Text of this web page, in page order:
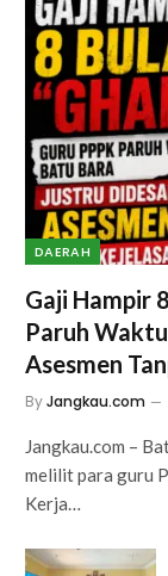
DAERAH
Gaji Hampir
Paruh
Asesmen
ByJangkau.com
Jangkau.com –
melilit para guru
Kerja…